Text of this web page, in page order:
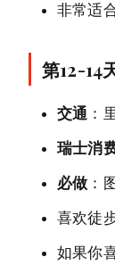
非常适
第12-14
交通 ：
瑞士消
必做 ：
喜欢徒
如果你